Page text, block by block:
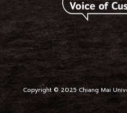
Copyright © 2025 Chiang Mai